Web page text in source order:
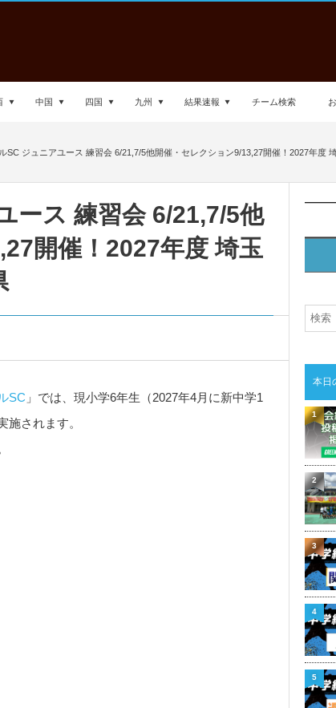
中国 四国 九州 結果速報 チーム検索
SC ジュニアユース 練習会 6/21,7/5他開催・セレクション9/13,27開催！2027年度
ース 練習会 6/21,7/5他
開催！2027年度 埼玉
SC 」では、現小学6年生（2027年4月に新中学1
されます。
本日
1
2
3
4
5